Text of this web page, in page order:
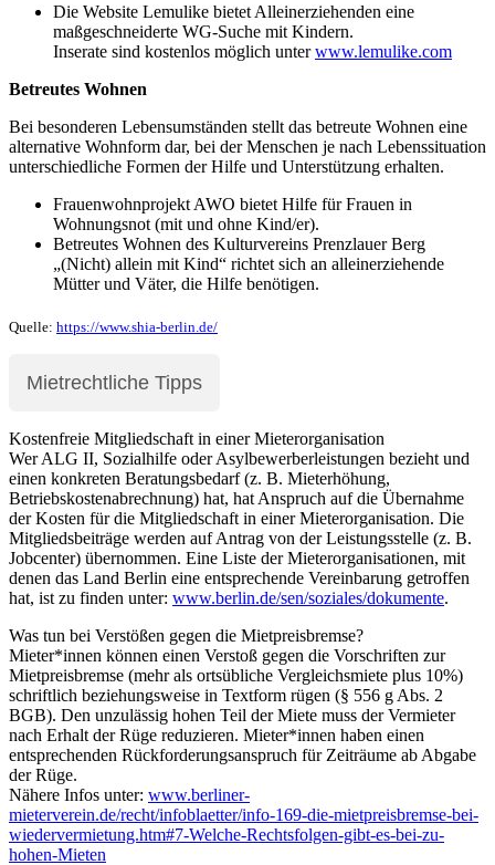
Die Website Lemulike bietet Alleinerziehenden eine
maßgeschneiderte WG-Suche mit Kindern.
Inserate sind kostenlos möglich unterwww.lemulike.com
Betreutes Wohnen
Bei besonderen Lebensumständen stellt das betreute Wohnen eine
alternative Wohnform dar, bei der Menschen je nach Lebenssituation
unterschiedliche Formen der Hilfe und Unterstützung erhalten.
Frauenwohnprojekt AWO bietet Hilfe für Frauen in
Wohnungsnot (mit und ohne Kind/er).
Betreutes Wohnen des Kulturvereins Prenzlauer Berg
„(Nicht) allein mit Kind“ richtet sich an alleinerziehende
Mütter und Väter, die Hilfe benötigen.
Quelle: https://www.shia-berlin.de/
Mietrechtliche Tipps
Kostenfreie Mitgliedschaft in einer Mieterorganisation
Wer ALG II, Sozialhilfe oder Asylbewerberleistungen bezieht und
einen konkreten Beratungsbedarf (z. B. Mieterhöhung,
Betriebskostenabrechnung) hat, hat Anspruch auf die Übernahme
der Kosten für die Mitgliedschaft in einer Mieterorganisation. Die
Mitgliedsbeiträge werden auf Antrag von der Leistungsstelle (z. B.
Jobcenter) übernommen. Eine Liste der Mieterorganisationen, mit
denen das Land Berlin eine entsprechende Vereinbarung getroffen
hat, ist zu finden unter: www.berlin.de/sen/soziales/dokumente.
Was tun bei Verstößen gegen die Mietpreisbremse?
Mieter*innen können einen Verstoß gegen die Vorschriften zur
Mietpreisbremse (mehr als ortsübliche Vergleichsmiete plus 10%)
schriftlich beziehungsweise in Textform rügen (§ 556 g Abs. 2
BGB). Den unzulässig hohen Teil der Miete muss der Vermieter
nach Erhalt der Rüge reduzieren. Mieter*innen haben einen
entsprechenden Rückforderungsanspruch für Zeiträume ab Abgabe
der Rüge.
Nähere Infos unter: www.berliner-
mieterverein.de/recht/infoblaetter/info-169-die-mietpreisbremse-bei-
wiedervermietung.htm#7-Welche-Rechtsfolgen-gibt-es-bei-zu-
hohen-Mieten